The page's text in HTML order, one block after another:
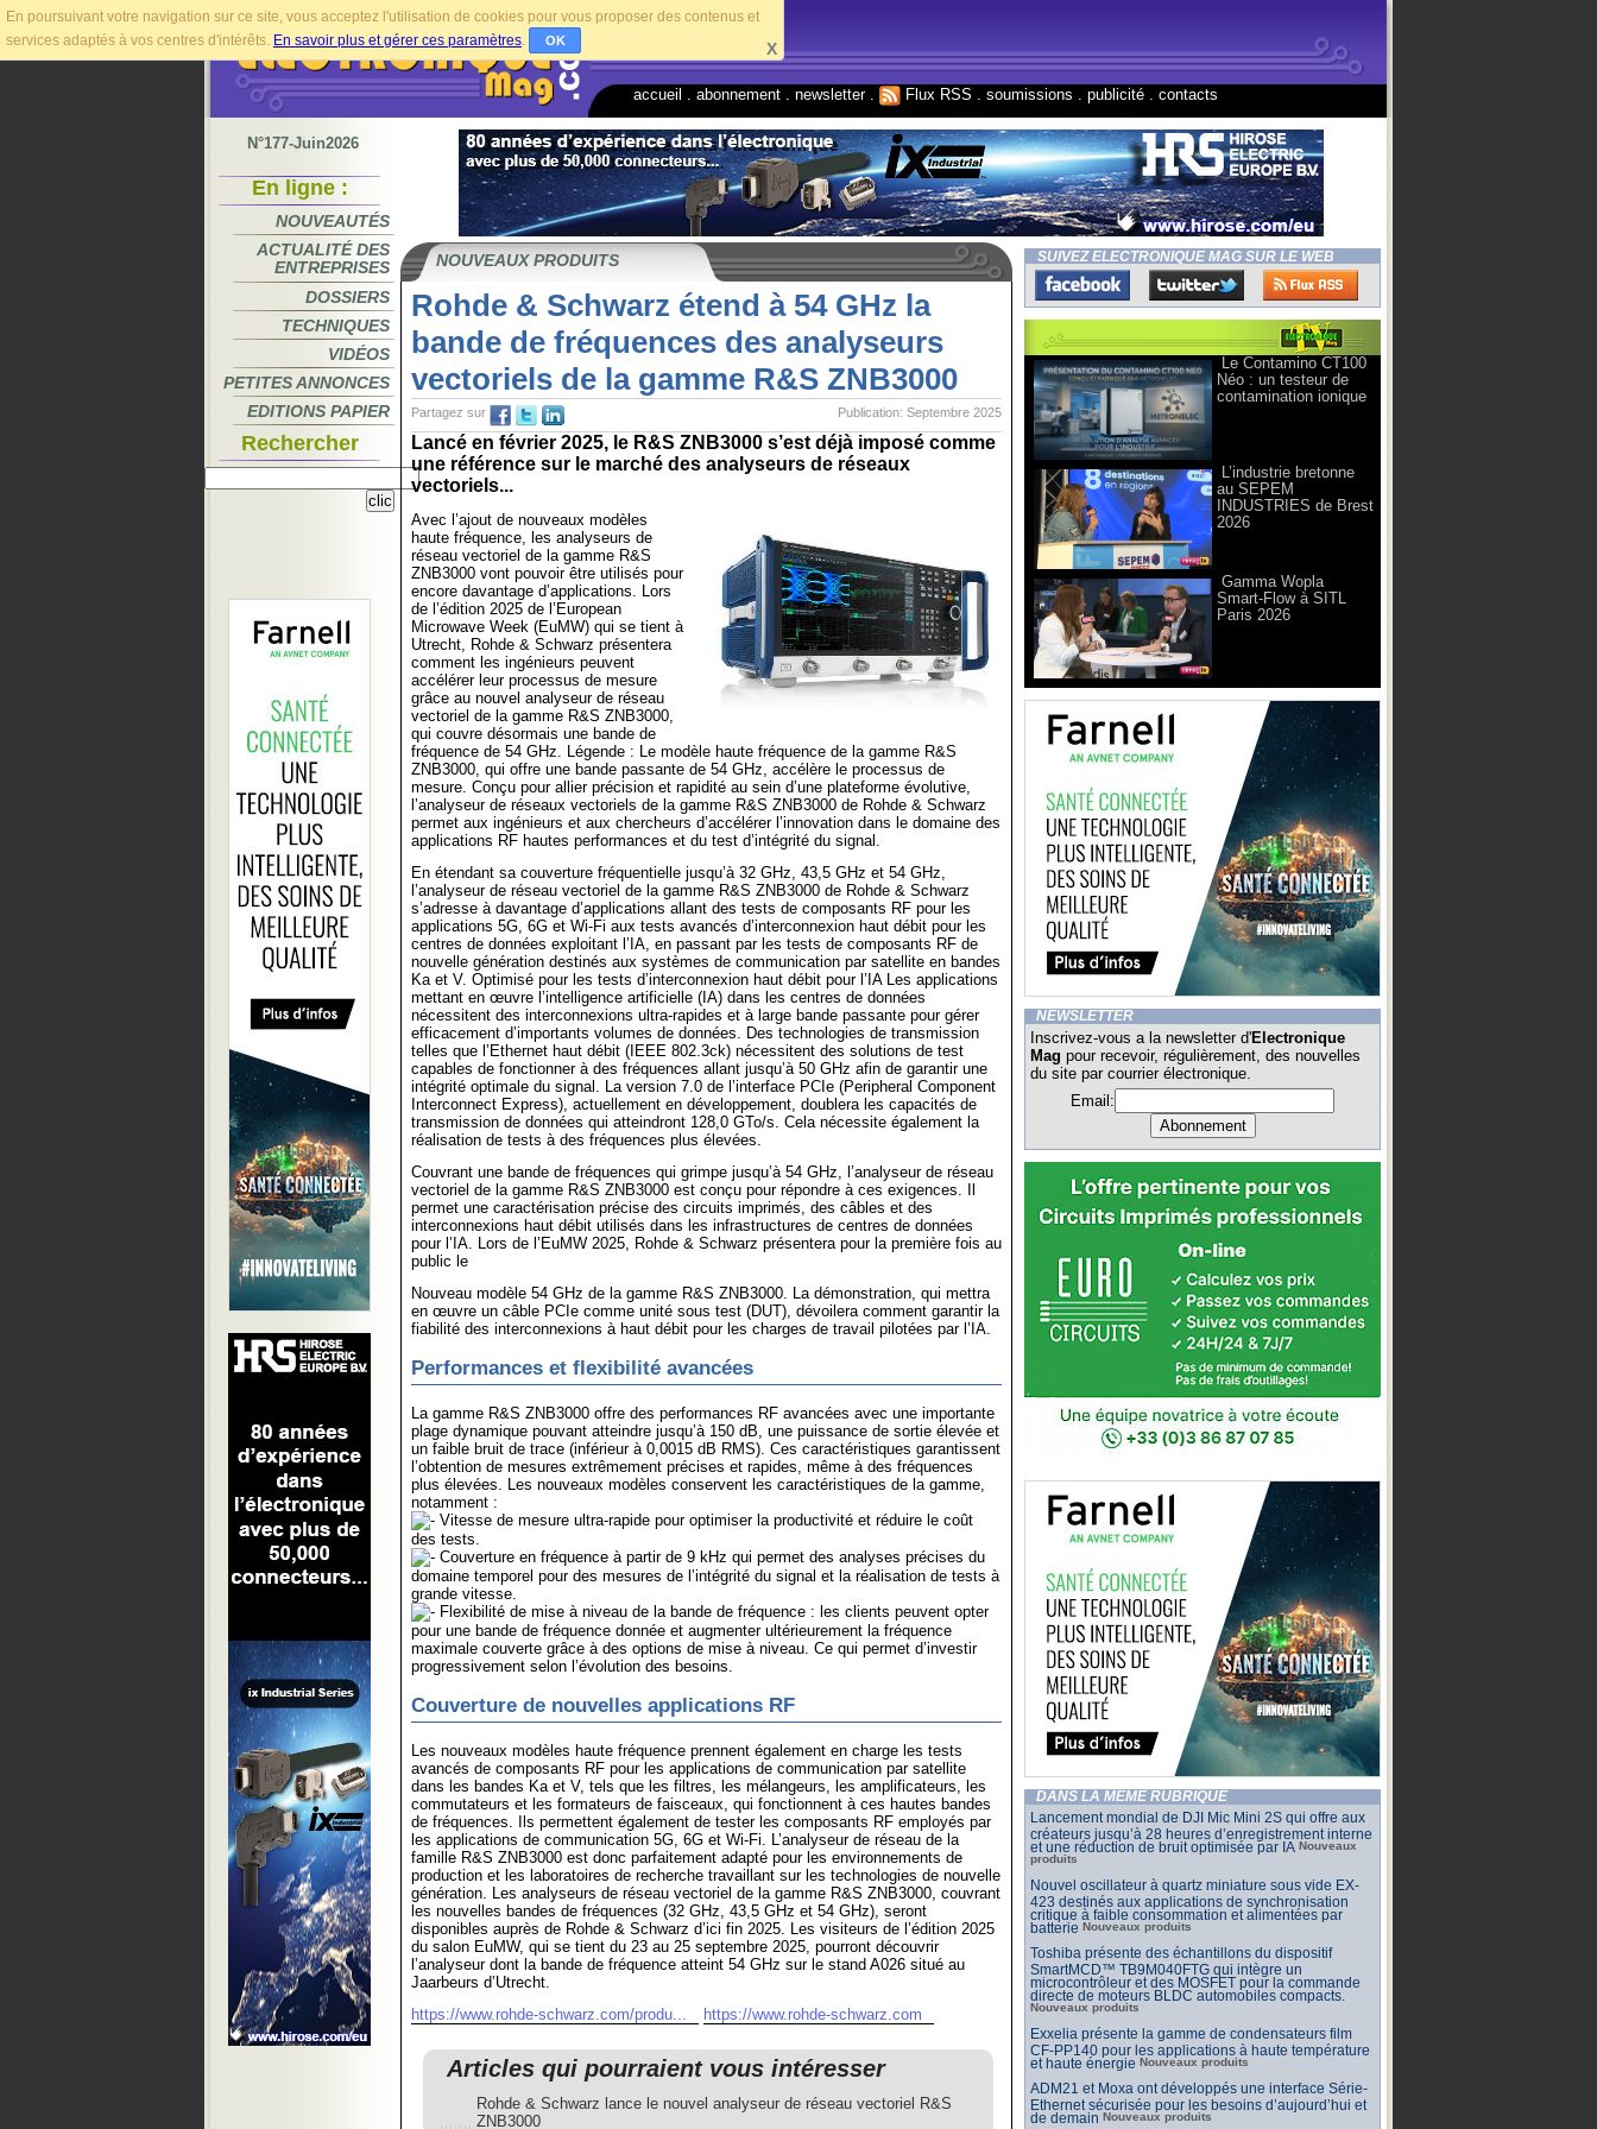
En poursuivant votre navigation sur ce site, vous acceptez l'utilisation de cookies pour vous proposer des contenus et
services adaptés à vos centres d'intérêts. En savoir plus et gérer ces paramètres. OK X
accueil abonnement newsletter. Flux RSS soumissions publicité contacts
N°177-Juin2026
En ligne :
NOUVEAUTÉS
ACTUALITÉ DES
ENTREPRISES
DOSSIERS
TECHNIQUES
VIDÉOS
PETITES ANNONCES
EDITIONS PAPIER
Rechercher
NOUVEAUX PRODUITS
Rohde & Schwarz étend à 54 GHz la
bande de fréquences des analyseurs
vectoriels de la gamme R&S ZNB3000
Publication: Septembre 2025
Partagez sur
Lancé en février 2025, le R&S ZNB3000 s’est déjà imposé comme
une référence sur le marché des analyseurs de réseaux
vectoriels...
Avec l’ajout de nouveaux modèles
haute fréquence, les analyseurs de
réseau vectoriel de la gamme R&S
ZNB3000 vont pouvoir être utilisés pour
encore davantage d’applications. Lors
de l’édition 2025 de l’European
Microwave Week (EuMW) qui se tient à
Utrecht, Rohde & Schwarz présentera
comment les ingénieurs peuvent
accélérer leur processus de mesure
grâce au nouvel analyseur de réseau
vectoriel de la gamme R&S ZNB3000,
qui couvre désormais une bande de
fréquence de 54 GHz. Légende : Le modèle haute fréquence de la gamme R&S
ZNB3000, qui offre une bande passante de 54 GHz, accélère le processus de
mesure. Conçu pour allier précision et rapidité au sein d’une plateforme évolutive,
l’analyseur de réseaux vectoriels de la gamme R&S ZNB3000 de Rohde & Schwarz
permet aux ingénieurs et aux chercheurs d’accélérer l’innovation dans le domaine des
applications RF hautes performances et du test d’intégrité du signal.
En étendant sa couverture fréquentielle jusqu’à 32 GHz, 43,5 GHz et 54 GHz,
l’analyseur de réseau vectoriel de la gamme R&S ZNB3000 de Rohde & Schwarz
s’adresse à davantage d’applications allant des tests de composants RF pour les
applications 5G, 6G et Wi-Fi aux tests avancés d’interconnexion haut débit pour les
centres de données exploitant l’IA, en passant par les tests de composants RF de
nouvelle génération destinés aux systèmes de communication par satellite en bandes
Ka et V. Optimisé pour les tests d’interconnexion haut débit pour l’IA Les applications
mettant en œuvre l’intelligence artificielle (IA) dans les centres de données
nécessitent des interconnexions ultra-rapides et à large bande passante pour gérer
efficacement d’importants volumes de données. Des technologies de transmission
telles que l’Ethernet haut débit (IEEE 802.3ck) nécessitent des solutions de test
capables de fonctionner à des fréquences allant jusqu’à 50 GHz afin de garantir une
intégrité optimale du signal. La version 7.0 de l’interface PCIe (Peripheral Component
Interconnect Express), actuellement en développement, doublera les capacités de
transmission de données qui atteindront 128,0 GTo/s. Cela nécessite également la
réalisation de tests à des fréquences plus élevées.
Couvrant une bande de fréquences qui grimpe jusqu’à 54 GHz, l’analyseur de réseau
vectoriel de la gamme R&S ZNB3000 est conçu pour répondre à ces exigences. Il
permet une caractérisation précise des circuits imprimés, des câbles et des
interconnexions haut débit utilisés dans les infrastructures de centres de données
pour l’IA. Lors de l’EuMW 2025, Rohde & Schwarz présentera pour la première fois au
public le
Nouveau modèle 54 GHz de la gamme R&S ZNB3000. La démonstration, qui mettra
en œuvre un câble PCIe comme unité sous test (DUT), dévoilera comment garantir la
fiabilité des interconnexions à haut débit pour les charges de travail pilotées par l’IA.
Performances et flexibilité avancées
La gamme R&S ZNB3000 offre des performances RF avancées avec une importante
plage dynamique pouvant atteindre jusqu’à 150 dB, une puissance de sortie élevée et
un faible bruit de trace (inférieur à 0,0015 dB RMS). Ces caractéristiques garantissent
l’obtention de mesures extrêmement précises et rapides, même à des fréquences
plus élevées. Les nouveaux modèles conservent les caractéristiques de la gamme,
notamment :
Vitesse de mesure ultra-rapide pour optimiser la productivité et réduire le coût
des tests.
Couverture en fréquence à partir de 9 kHz qui permet des analyses précises du
domaine temporel pour des mesures de l’intégrité du signal et la réalisation de tests à
grande vitesse.
Flexibilité de mise à niveau de la bande de fréquence : les clients peuvent opter
pour une bande de fréquence donnée et augmenter ultérieurement la fréquence
maximale couverte grâce à des options de mise à niveau. Ce qui permet d’investir
progressivement selon l’évolution des besoins.
Couverture de nouvelles applications RF
Les nouveaux modèles haute fréquence prennent également en charge les tests
avancés de composants RF pour les applications de communication par satellite
dans les bandes Ka et V, tels que les filtres, les mélangeurs, les amplificateurs, les
commutateurs et les formateurs de faisceaux, qui fonctionnent à ces hautes bandes
de fréquences. Ils permettent également de tester les composants RF employés par
les applications de communication 5G, 6G et Wi-Fi. L’analyseur de réseau de la
famille R&S ZNB3000 est donc parfaitement adapté pour les environnements de
production et les laboratoires de recherche travaillant sur les technologies de nouvelle
génération. Les analyseurs de réseau vectoriel de la gamme R&S ZNB3000, couvrant
les nouvelles bandes de fréquences (32 GHz, 43,5 GHz et 54 GHz), seront
disponibles auprès de Rohde & Schwarz d’ici fin 2025. Les visiteurs de l’édition 2025
du salon EuMW, qui se tient du 23 au 25 septembre 2025, pourront découvrir
l’analyseur dont la bande de fréquence atteint 54 GHz sur le stand A026 situé au
Jaarbeurs d’Utrecht.
https://www.rohde-schwarz.com/produ...
https://www.rohde-schwarz.com
Articles qui pourraient vous intéresser
Rohde & Schwarz lance le nouvel analyseur de réseau vectoriel R&S
ZNB3000
SUIVEZ ELECTRONIQUE MAG SUR LE WEB
Le Contamino CT100
Néo : un testeur de
contamination ionique
L’industrie bretonne
au SEPEM
INDUSTRIES de Brest
2026
Gamma Wopla
Smart-Flow à SITL
Paris 2026
NEWSLETTER
Inscrivez-vous a la newsletter d'Electronique
Mag pour recevoir, régulièrement, des nouvelles
du site par courrier électronique.
Email:
DANS LA MÊME RUBRIQUE
Lancement mondial de DJI Mic Mini 2S qui offre aux
créateurs jusqu’à 28 heures d’enregistrement interne
et une réduction de bruit optimisée par IA Nouveaux
produits
Nouvel oscillateur à quartz miniature sous vide EX-
423 destinés aux applications de synchronisation
critique à faible consommation et alimentées par
batterie Nouveaux produits
Toshiba présente des échantillons du dispositif
SmartMCD™ TB9M040FTG qui intègre un
microcontrôleur et des MOSFET pour la commande
directe de moteurs BLDC automobiles compacts.
Nouveaux produits
Exxelia présente la gamme de condensateurs film
CF-PP140 pour les applications à haute température
et haute énergie Nouveaux produits
ADM21 et Moxa ont développés une interface Série-
Ethernet sécurisée pour les besoins d’aujourd’hui et
de demain Nouveaux produits